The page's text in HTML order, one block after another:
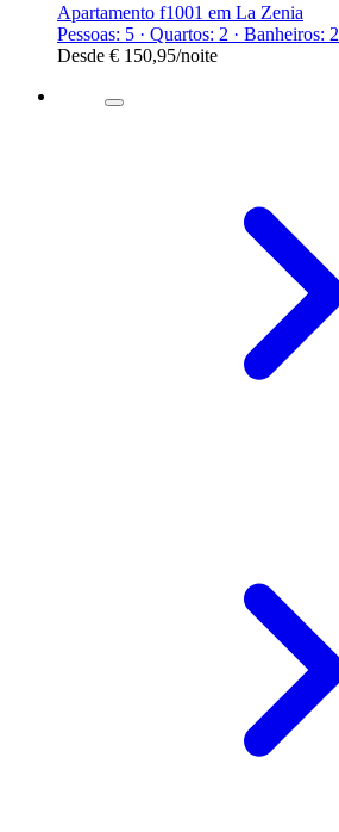
Apartamento f1001 em La Zenia
Pessoas: 5 · Quartos: 2 · Banheiros: 2
Desde € 150,95/noite